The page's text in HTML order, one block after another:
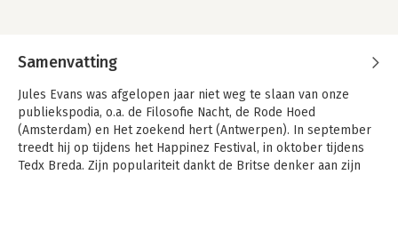
Samenvatting
Jules Evans was afgelopen jaar niet weg te slaan van onze
publiekspodia, o.a. de Filosofie Nacht, de Rode Hoed
(Amsterdam) en Het zoekend hert (Antwerpen). In september
treedt hij op tijdens het Happinez Festival, in oktober tijdens
Tedx Breda. Zijn populariteit dankt de Britse denker aan zijn